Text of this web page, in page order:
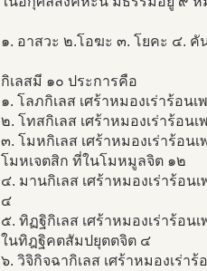
๑. อาสวะ ๒.โอฆะ ๓. โยคะ ๔.
กิเลสมี ๑๐ ประการคือ
๑. โลภกิเลส เศร้าหมองเร่าร้อ
๒. โทสกิเลส เศร้าหมองเร่าร้อ
๓. โมหกิเลส เศร้าหมองเร่าร้อ
โมหเจตสิก ที่ในโมหมูลจิต ๑๒
๔. มานกิเลส เศร้าหมองเร่าร้อ
๔
๕. ทิฏฐิกิเลส เศร้าหมองเร่าร้อน
ในทิฎฐิคตสัมปยุตตจิต ๔
๖. วิจิกิจฉากิเลส เศร้าหมองเร่า